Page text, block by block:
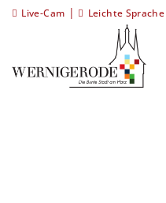
Live-Cam | Leichte Sprache